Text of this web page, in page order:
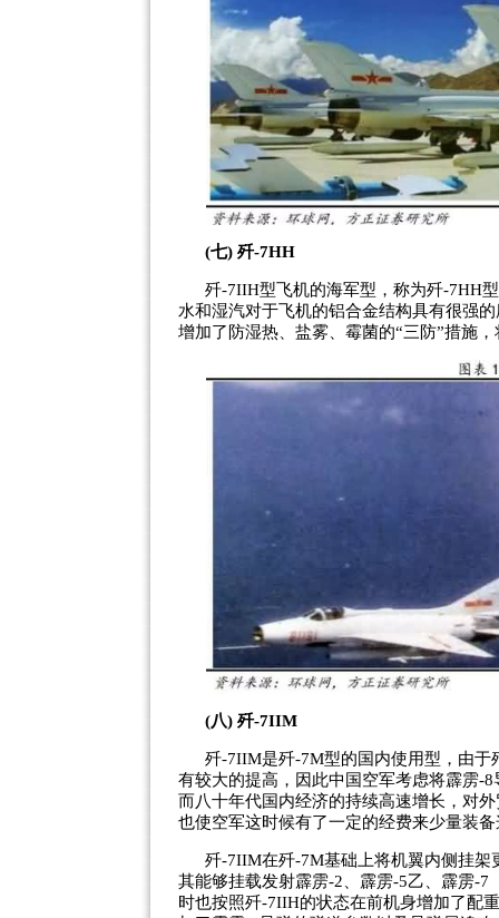
(七) 歼-7HH
歼-7IIH型飞机的海军型，称为歼-7HH
水和湿汽对于飞机的铝合金结构具有很强
增加了防湿热、盐雾、霉菌的“三防”措施
(八) 歼-7IIM
歼-7IIM是歼-7M型的国内使用型，由
有较大的提高，因此中国空军考虑将霹雳-
而八十年代国内经济的持续高速增长，对
也使空军这时候有了一定的经费来少量装
歼-7IIM在歼-7M基础上将机翼内侧挂架
其能够挂载发射霹雳-2、霹雳-5乙、霹雳-7
时也按照歼-7IIH的状态在前机身增加了配